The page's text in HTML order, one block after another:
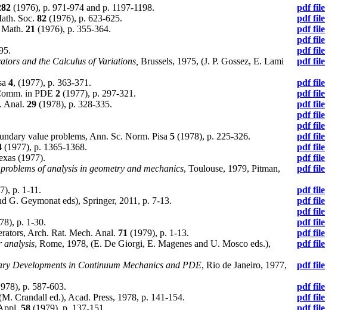
(1976), p. 971-974 and p. 1197-1198.
pdf file
Soc. 82 (1976), p. 623-625.
pdf file
21 (1976), p. 355-364.
pdf file
pdf file
pdf file
and the Calculus of Variations, Brussels, 1975, (J. P. Gossez, E. Lami
pdf file
4, (1977), p. 363-371.
pdf file
in PDE 2 (1977), p. 297-321.
pdf file
Anal. 29 (1978), p. 328-335.
pdf file
pdf file
pdf file
value problems, Ann. Sc. Norm. Pisa 5 (1978), p. 225-326.
pdf file
(1977), p. 1365-1368.
pdf file
(1977).
pdf file
of analysis in geometry and mechanics, Toulouse, 1979, Pitman,
pdf file
p. 1-11.
pdf file
G. Geymonat eds), Springer, 2011, p. 7-13.
pdf file
pdf file
p. 1-30.
pdf file
Arch. Rat. Mech. Anal. 71 (1979), p. 1-13.
pdf file
analysis, Rome, 1978, (E. De Giorgi, E. Magenes and U. Mosco eds.),
pdf file
Developments in Continuum Mechanics and PDE, Rio de Janeiro, 1977,
pdf file
p. 587-603.
pdf file
Crandall ed.), Acad. Press, 1978, p. 141-154.
pdf file